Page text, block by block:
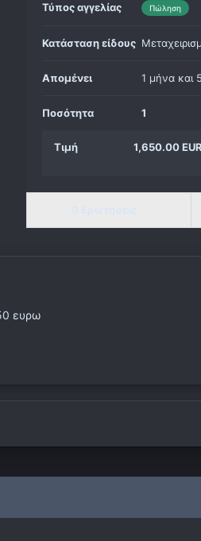
Τύπος αγγελίας Πώληση
Κατάσταση είδους
Απομένει 1 μήνα και
Ποσότητα 1
Τιμή 1,650.00 EUR
ευρω